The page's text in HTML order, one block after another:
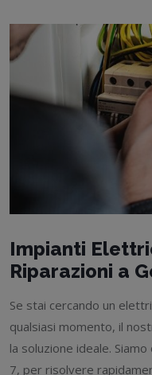
Impianti
Riparazioni a
Se stai cercando un
qualsiasi momento, il
la soluzione ideale.
7, per risolvere